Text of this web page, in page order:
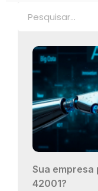
Sua empresa
42001?